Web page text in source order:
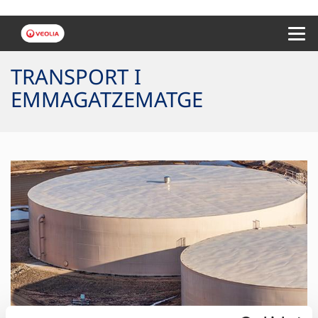
TRANSPORT I
EMMAGATZEMATGE